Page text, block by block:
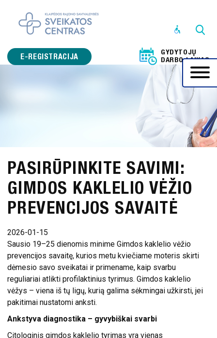
E-REGISTRACIJA
GYDYTOJŲ
DARBO LAIKAS
STRUKTŪRA
IR
KONTAKTINĖ
INFORMACIJA
VEIKLOS
PREVENCIJA
ADMINISTRACINĖ
INFORMACIJA
PASLAUGOS
ATVIRI
DUOMENYS
ASMENS
DUOMENŲ
APSAUGA
NUORODOS
DAŽNIAUSIAI
PASIRŪPINKITE SAVIMI:
GIMDOS KAKLELIO VĖŽIO
PREVENCIJOS SAVAITĖ
2026-01-15
Sausio 19–25 dienomis minime Gimdos kaklelio vėžio
prevencijos savaitę, kurios metu kviečiame moteris skirti
dėmesio savo sveikatai ir primename, kaip svarbu
reguliariai atlikti profilaktinius tyrimus. Gimdos kaklelio
vėžys – viena iš tų ligų, kurią galima sėkmingai užkirsti, jei
pakitimai nustatomi anksti.
Ankstyva diagnostika – gyvybiškai svarbi
Citologinis gimdos kaklelio tyrimas yra vienas